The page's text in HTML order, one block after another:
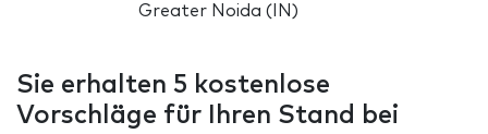
Greater Noida (IN)
Sie erhalten 5 kostenlose
Vorschläge für Ihren Stand bei